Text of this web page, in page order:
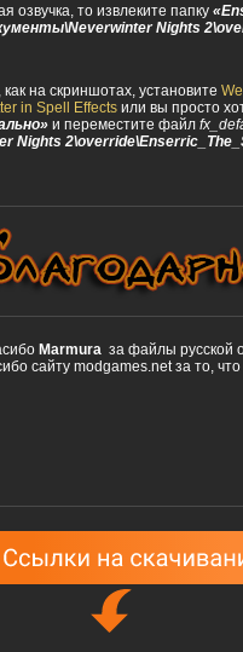
озвучка, то извлеките папку
Nights
на скриншотах, установите
in Spell Effects или вы просто
и переместите файл
Nights
Marmuraза файлы русской
сайту modgames.net за то, что